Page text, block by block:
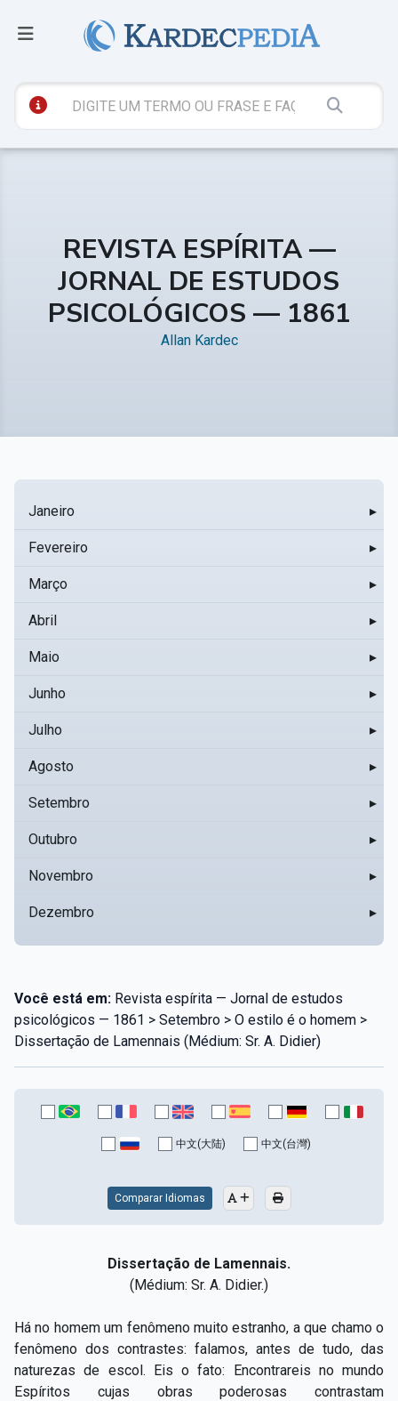
REVISTA ESPÍRITA —
JORNAL DE ESTUDOS
PSICOLÓGICOS — 1861
Allan Kardec
Janeiro ▸
Fevereiro ▸
Março ▸
Abril ▸
Maio ▸
Junho ▸
Julho ▸
Agosto ▸
Setembro ▸
Outubro ▸
Novembro ▸
Dezembro ▸
Você está em: Revista espírita — Jornal de estudos
psicológicos — 1861 > Setembro > O estilo é o homem >
Dissertação de Lamennais (Médium: Sr. A. Didier)
中文(大陆) 中文(台灣)
Comparar Idiomas
Dissertação de Lamennais.
(Médium: Sr. A. Didier.)
Há no homem um fenômeno muito estranho, a que chamo o
fenômeno dos contrastes: falamos, antes de tudo, das
naturezas de escol. Eis o fato: Encontrareis no mundo
Espíritos cujas obras poderosas contrastam